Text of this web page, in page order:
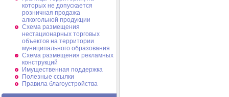
которых не допускается
розничная продажа
алкогольной продукции
Схема размещения
нестационарных торговых
объектов на территории
муниципального образования
Схема размещения рекламных
конструкций
Имущественная поддержка
Полезные ссылки
Правила благоустройства